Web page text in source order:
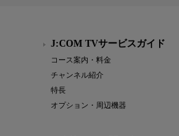
J:COM TVサービスガイド
コース案内・料金
チャンネル紹介
特長
オプション・周辺機器